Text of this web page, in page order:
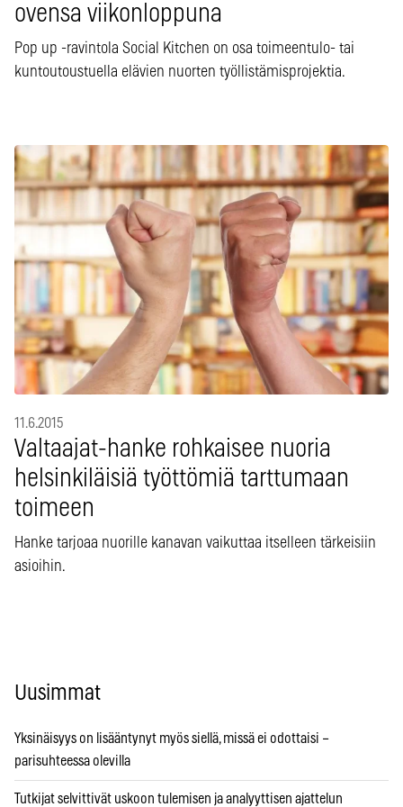
ovensa viikonloppuna
Pop up -ravintola Social Kitchen on osa toimeentulo- tai
kuntoutoustuella elävien nuorten työllistämisprojektia.
11.6.2015
Valtaajat-hanke rohkaisee nuoria
helsinkiläisiä työttömiä tarttumaan
toimeen
Hanke tarjoaa nuorille kanavan vaikuttaa itselleen tärkeisiin
asioihin.
Uusimmat
Yksinäisyys on lisääntynyt myös siellä, missä ei odottaisi –
parisuhteessa olevilla
Tutkijat selvittivät uskoon tulemisen ja analyyttisen ajattelun